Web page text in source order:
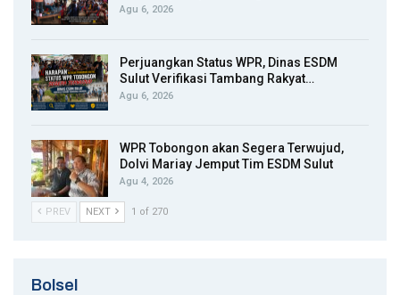
Agu 6, 2026
Perjuangkan Status WPR, Dinas ESDM
Sulut Verifikasi Tambang Rakyat…
Agu 6, 2026
WPR Tobongon akan Segera Terwujud,
Dolvi Mariay Jemput Tim ESDM Sulut
Agu 4, 2026
PREV NEXT 1 of 270
Bolsel